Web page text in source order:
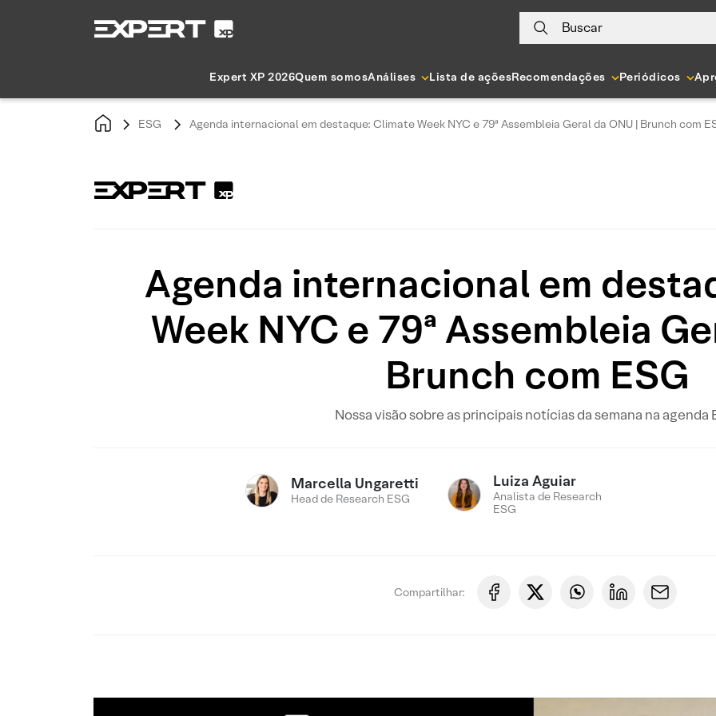
Buscar
Expert XP 2026Quem somosAnálises Lista de açõesRecomendações Periódicos
ESG Agenda internacional em destaque: Climate Week NYC e 79ª Assembleia Geral da ONU | Brunch com
Agenda internacional em
Week NYC e 79ª Assembleia
Brunch com ESG
Nossa visão sobre as principais notícias da semana na agenda
Marcella Ungaretti
Head de Research ESG
Luiza Aguiar
Analista de Research
ESG
Compartilhar: